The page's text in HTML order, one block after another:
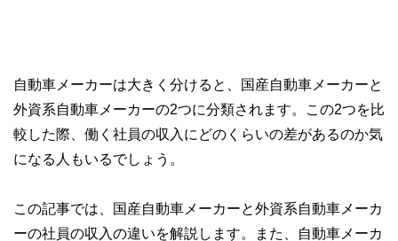
自動車メーカーは大きく分けると、国産自動車メーカーと
外資系自動車メーカーの2つに分類されます。この2つを比
較した際、働く社員の収入にどのくらいの差があるのか気
になる人もいるでしょう。
この記事では、国産自動車メーカーと外資系自動車メーカ
ーの社員の収入の違いを解説します。また、自動車メーカ